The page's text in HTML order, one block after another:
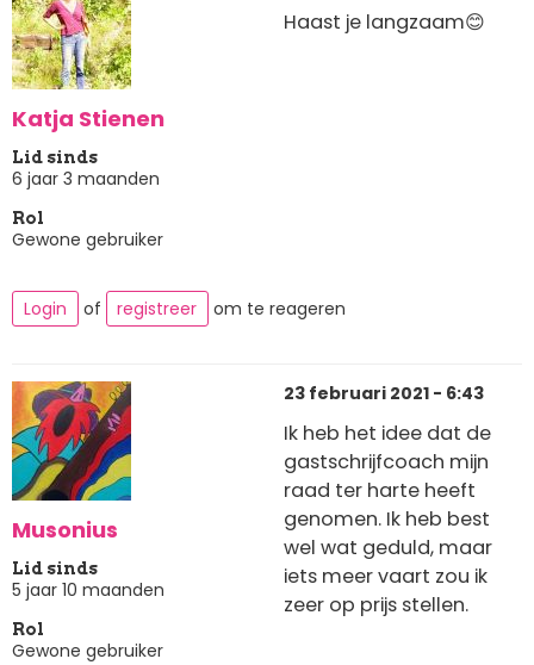
Katja Stienen
Lid sinds
6 jaar 3 maanden
Rol
Gewone gebruiker
Haast je langzaam😊
Login of registreer om te reageren
Musonius
Lid sinds
5 jaar 10 maanden
Rol
Gewone gebruiker
23 februari 2021 - 6:43
Ik heb het idee dat de
gastschrijfcoach mijn
raad ter harte heeft
genomen. Ik heb best
wel wat geduld, maar
iets meer vaart zou ik
zeer op prijs stellen.